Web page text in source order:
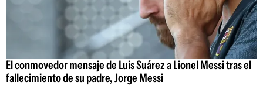
El conmovedor mensaje de Luis Suárez a Lionel Messi tras el
fallecimiento de su padre, Jorge Messi